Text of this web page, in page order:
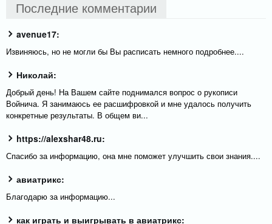
Последние комментарии
avenue17:
Извиняюсь, но не могли бы Вы расписать немного подробнее....
Николай:
Добрый день! На Вашем сайте поднимался вопрос о рукописи
Войнича. Я занимаюсь ее расшифровкой и мне удалось получить
конкретные результаты. В общем ви...
https://alexshar48.ru:
Спасибо за информацию, она мне поможет улучшить свои знания....
авиатрикс:
Благодарю за информацию...
как играть и выигрывать в авиатрикс: